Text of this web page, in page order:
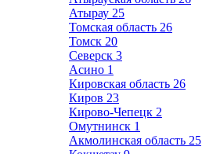
Атырау 25
Томская область 26
Томск 20
Северск 3
Асино 1
Кировская область 26
Киров 23
Кирово-Чепецк 2
Омутнинск 1
Акмолинская область 25